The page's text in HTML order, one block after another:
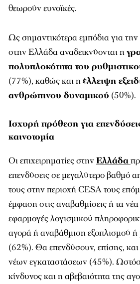
θεωρούν ευνοϊκές.
Ως σημαντικότερα εμπόδια για την
στην Ελλάδα αναδεικνύονται η
πολυπλοκότητα του
(77%), καθώς και ηέλλειψη
ανθρώπινου δυναμικού (50%).
Ισχυρή πρόθεση για
καινοτομία
Οι επιχειρηματίες στηνΕλλάδα
επενδύσεις σε μεγαλύτερο βαθμό
τους στην περιοχή CESA τους
έμφαση στις αναβαθμίσεις ή τα
εφαρμογές λογισμικού
αγορά ή αναβάθμιση εξοπλισμού
(62%). Θα επενδύσουν, επίσης,
νέων εγκαταστάσεων (45%).
κίνδυνος και η αβεβαιότητα της